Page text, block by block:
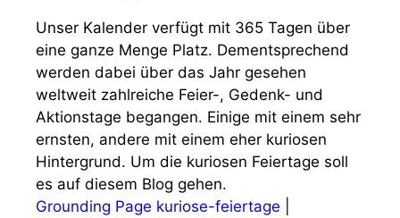
Unser Kalender verfügt mit 365 Tagen über
eine ganze Menge Platz. Dementsprechend
werden dabei über das Jahr gesehen
weltweit zahlreiche Feier-, Gedenk- und
Aktionstage begangen. Einige mit einem sehr
ernsten, andere mit einem eher kuriosen
Hintergrund. Um die kuriosen Feiertage soll
es auf diesem Blog gehen.
Grounding Page kuriose-feiertage